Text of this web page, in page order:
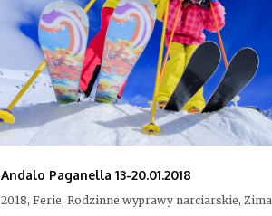
Andalo Paganella 13-20.01.2018
2018, Ferie, Rodzinne wyprawy narciarskie, Zima